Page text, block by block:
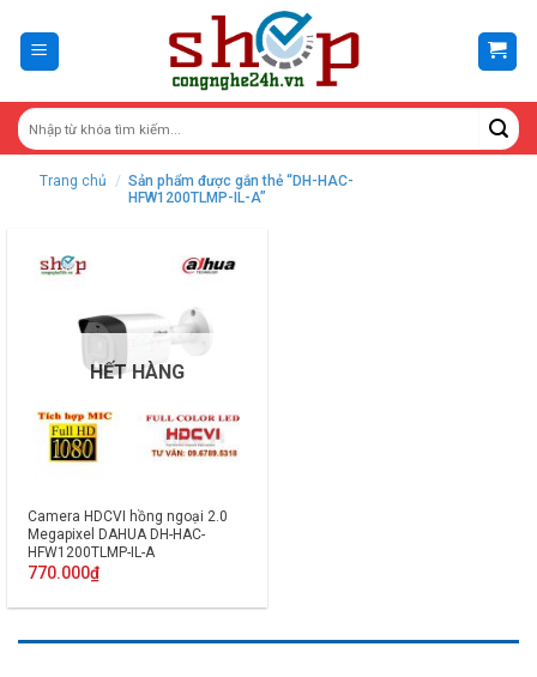
content
Trang chủ / Sản phẩm được gắn thẻ “DH-HAC-
HFW1200TLMP-IL-A”
HẾT HÀNG
Camera HDCVI hồng ngoại 2.0
Megapixel DAHUA DH-HAC-
HFW1200TLMP-IL-A
770.000₫